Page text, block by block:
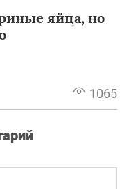
яйца, но
1065